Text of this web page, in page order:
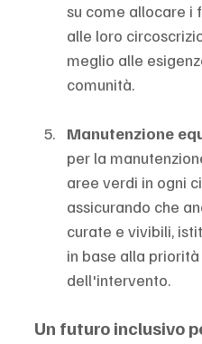
su come allocare i
alle loro
meglio alle
comunità.
Manutenzione
per la
aree verdi in ogni
assicurando che
curate e vivibili,
in base alla
dell'intervento.
Un futuro inclusivo